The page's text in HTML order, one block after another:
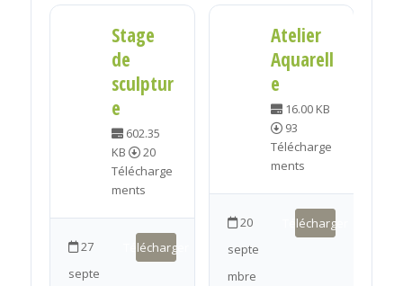
Stage
de
sculptur
e
602.35
KB
20
Télécharge
ments
27
septe
Télécharger
Atelier
Aquarell
e
16.00 KB
93
Télécharge
ments
20
septe
mbre
Télécharger